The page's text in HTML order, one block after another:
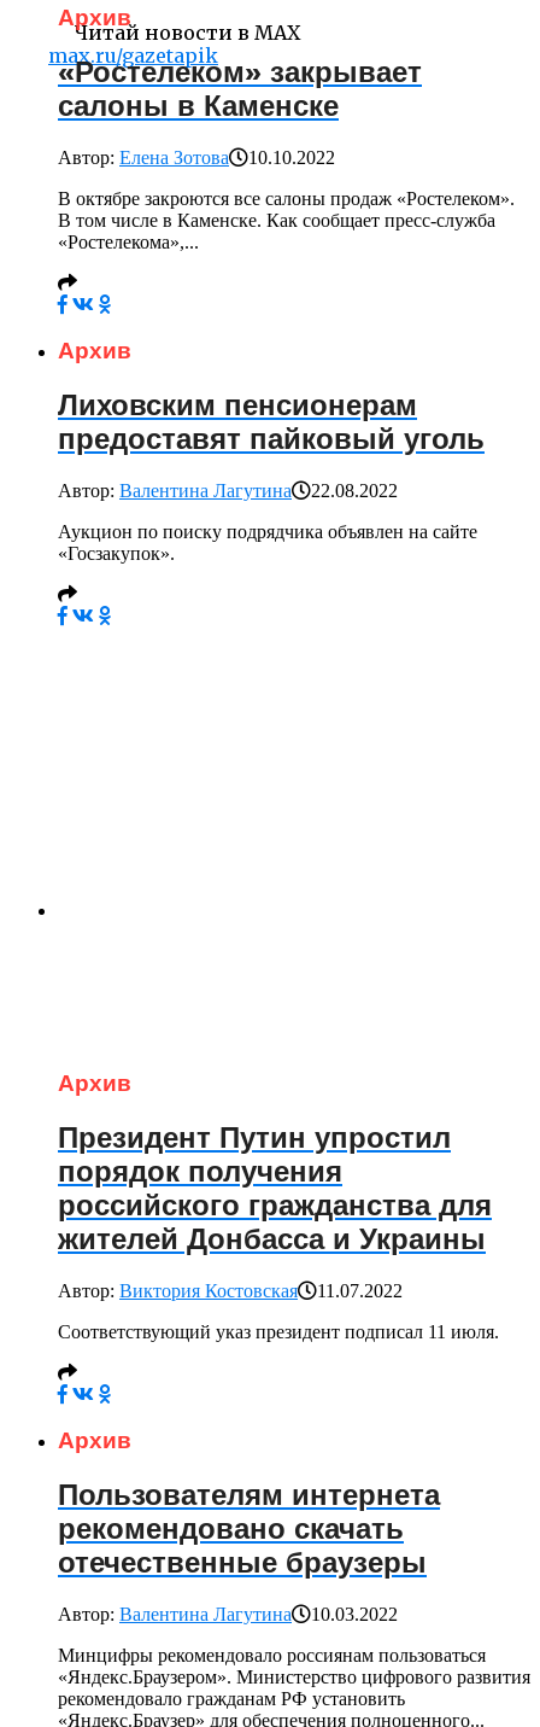
Читай новости в MAX
max.ru/gazetapik
Архив
«Ростелеком» закрывает
салоны в Каменске
Автор: Елена Зотова
10.10.2022
В октябре закроются все салоны продаж «Ростелеком».
В том числе в Каменске. Как сообщает пресс-служба
«Ростелекома»,...
Архив
Лиховским пенсионерам
предоставят пайковый уголь
Автор: Валентина Лагутина
22.08.2022
Аукцион по поиску подрядчика объявлен на сайте
«Госзакупок».
Архив
Президент Путин упростил
порядок получения
российского гражданства для
жителей Донбасса и Украины
Автор: Виктория Костовская
11.07.2022
Соответствующий указ президент подписал 11 июля.
Архив
Пользователям интернета
рекомендовано скачать
отечественные браузеры
Автор: Валентина Лагутина
10.03.2022
Минцифры рекомендовало россиянам пользоваться
«Яндекс.Браузером». Министерство цифрового развития
рекомендовало гражданам РФ установить
«Яндекс.Браузер» для обеспечения полноценного...